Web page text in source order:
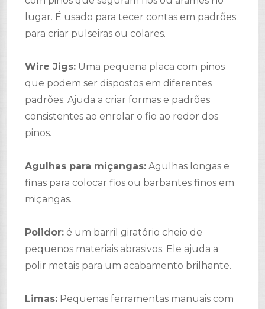
lugar. É usado para tecer contas em padrões
para criar pulseiras ou colares.
Wire Jigs: Uma pequena placa com pinos
que podem ser dispostos em diferentes
padrões. Ajuda a criar formas e padrões
consistentes ao enrolar o fio ao redor dos
pinos.
Agulhas para miçangas: Agulhas longas e
finas para colocar fios ou barbantes finos em
miçangas.
Polidor: é um barril giratório cheio de
pequenos materiais abrasivos. Ele ajuda a
polir metais para um acabamento brilhante.
Limas: Pequenas ferramentas manuais com